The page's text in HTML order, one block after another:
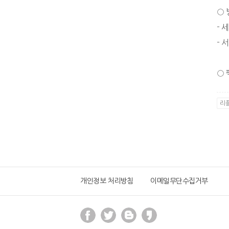
○
-
-
○
리
개인정보 처리방침 이메일무단수집거부